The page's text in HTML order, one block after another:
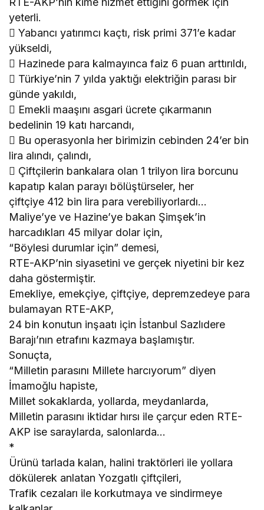
yeterli.
 Yabancı yatırımcı kaçtı, risk primi 371’e kadar
yükseldi,
 Hazinede para kalmayınca faiz 6 puan arttırıldı,
 Türkiye’nin 7 yılda yaktığı elektriğin parası bir
günde yakıldı,
 Emekli maaşını asgari ücrete çıkarmanın
bedelinin 19 katı harcandı,
 Bu operasyonla her birimizin cebinden 24’er bin
lira alındı, çalındı,
 Çiftçilerin bankalara olan 1 trilyon lira borcunu
kapatıp kalan parayı bölüştürseler, her
çiftçiye 412 bin lira para verebiliyorlardı…
Maliye’ye ve Hazine’ye bakan Şimşek’in
harcadıkları 45 milyar dolar için,
“Böylesi durumlar için” demesi,
RTE-AKP’nin siyasetini ve gerçek niyetini bir kez
daha göstermiştir.
Emekliye, emekçiye, çiftçiye, depremzedeye para
bulamayan RTE-AKP,
24 bin konutun inşaatı için İstanbul Sazlıdere
Barajı’nın etrafını kazmaya başlamıştır.
Sonuçta,
“Milletin parasını Millete harcıyorum” diyen
İmamoğlu hapiste,
Millet sokaklarda, yollarda, meydanlarda,
Milletin parasını iktidar hırsı ile çarçur eden RTE-
AKP ise saraylarda, salonlarda…
*
Ürünü tarlada kalan, halini traktörleri ile yollara
dökülerek anlatan Yozgatlı çiftçileri,
Trafik cezaları ile korkutmaya ve sindirmeye